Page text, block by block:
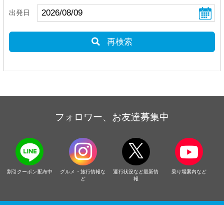
出発日
再検索
フォロワー、お友達募集中
割引クーポン配布中
グルメ・旅行情報な
ど
運行状況など最新情
報
乗り場案内など